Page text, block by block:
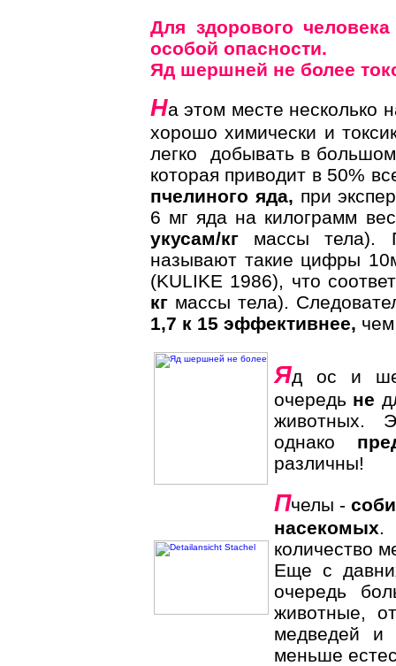
Для здорового
особой опасности.
Яд шершней не более
На этом месте несколько
хорошо химически и
легко добывать в
которая приводит в 50%
пчелиного яда, при
6 мг яда на килограмм
укусам/кг массы тела).
называют такие цифры
(KULIKE 1986), что
кг массы тела).
1,7 к 15 эффективнее,
Яд ос и
очередь не
животных.
однако
различны!
Пчелы -
насекомых.
количество
Еще с
очередь
животные,
медведей
меньше